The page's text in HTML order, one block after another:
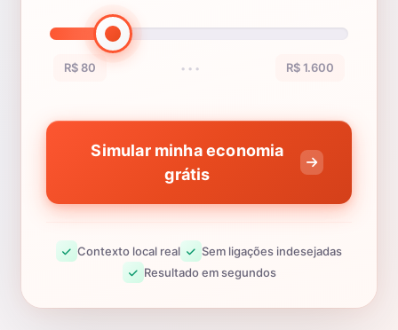
R$ 80 ••• R$ 1.600
Simular minha economia
grátis
Contexto local real
Sem ligações indesejadas
Resultado em segundos